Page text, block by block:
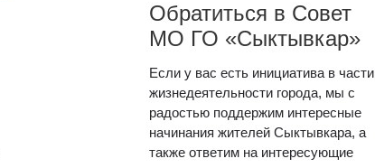
Обратиться в Совет
МО ГО «Сыктывкар»
Если у вас есть инициатива в части
жизнедеятельности города, мы с
радостью поддержим интересные
начинания жителей Сыктывкара, а
также ответим на интересующие